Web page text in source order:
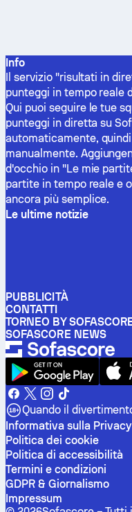
Info
Il servizio "risultati in
punteggi in tempo reale
Qui puoi seguire le tue
punteggi in diretta su
automaticamente,
manualmente.
d'occhio in "Le mie
partite in tempo reale e
ancora più semplice.
Le ultime notizie
PUBBLICITÀ
CONTATTI
TORNEO BY
SOFASCORE NEWS
Quando il
Informativa sulla Privacy
Politica dei cookie
Politica di accessibilità
Termini e condizioni
GDPR & Giornalismo
Impressum